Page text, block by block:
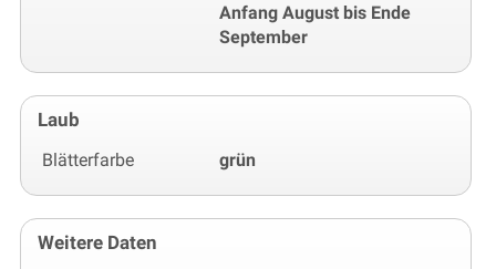
Anfang August bis Ende
September
Laub
Blätterfarbe grün
Weitere Daten